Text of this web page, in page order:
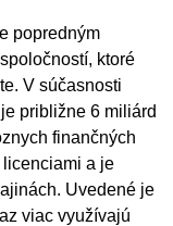
popredným
ktoré
V súčasnosti
približne 6 miliárd
finančných
a je
Uvedené je
viac využívajú